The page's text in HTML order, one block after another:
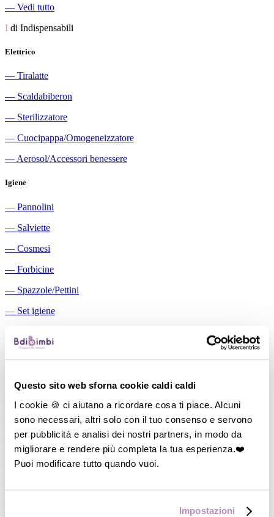
Questo sito web sforna cookie caldi caldi
I cookie 🍪 ci aiutano a ricordare cosa ti piace. Alcuni
sono necessari, altri solo con il tuo consenso e servono
per pubblicità e analisi dei nostri partners, in modo da
migliorare e rendere più completa la tua esperienza.❤️
Puoi modificare tutto quando vuoi.
Impostazioni
― Vedi tutto
I di Indispensabili
Elettrico
― Tiralatte
― Scaldabiberon
― Sterilizzatore
― Cuocipappa/Omogeneizzatore
― Aerosol/Accessori benessere
Igiene
― Pannolini
― Salviette
― Cosmesi
― Forbicine
― Spazzole/Pettini
― Set igiene
Aspiratori nasali manuali
―
Cuscini allattamento
―Biberon
―
Tettarelle
―Succhietti